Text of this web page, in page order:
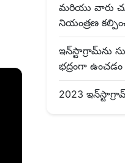
మరియు వారు
నియంత్రణ
ఇన్‌స్టాగ్రామ్‌ను
భద్రంగా
2023